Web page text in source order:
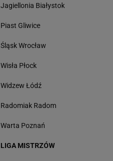
Jagiellonia Białystok
Piast Gliwice
Śląsk Wrocław
Wisła Płock
Widzew Łódź
Radomiak Radom
Warta Poznań
LIGA MISTRZÓW